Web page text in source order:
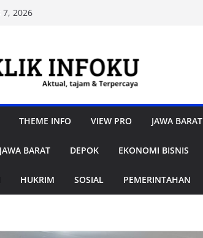
7, 2026
THEME INFO VIEW PRO JAWA BARAT
JAWA BARAT DEPOK EKONOMI BISNIS
HUKRIM SOSIAL PEMERINTAHAN